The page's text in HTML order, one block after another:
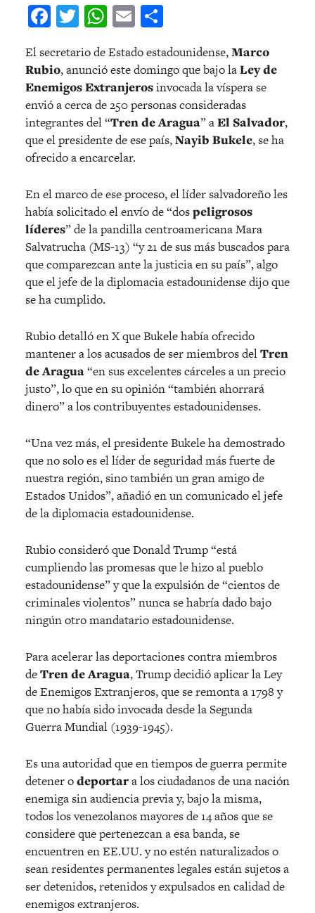
Facebook
Twitter
WhatsApp
Email
El secretario de Estado estadounidense,Marco
Rubio, anunció este domingo que bajo laLey de
Enemigos Extranjerosinvocada la víspera se
envió a cerca de 250 personas consideradas
integrantes del “Tren de Aragua” aEl Salvador,
que el presidente de ese país,Nayib Bukele, se ha
ofrecido a encarcelar.
En el marco de ese proceso, el líder salvadoreño les
había solicitado el envío de “dospeligrosos
líderes” de la pandilla centroamericana Mara
Salvatrucha (MS-13) “y 21 de sus más buscados para
que comparezcan ante la justicia en su país”, algo
que el jefe de la diplomacia estadounidense dijo que
se ha cumplido.
Rubio detalló en X que Bukele había ofrecido
mantener a los acusados de ser miembros delTren
de Aragua“en sus excelentes cárceles a un precio
justo”, lo que en su opinión “también ahorrará
dinero” a los contribuyentes estadounidenses.
“Una vez más, el presidente Bukele ha demostrado
que no solo es el líder de seguridad más fuerte de
nuestra región, sino también un gran amigo de
Estados Unidos”, añadió en un comunicado el jefe
de la diplomacia estadounidense.
Rubio consideró que Donald Trump “está
cumpliendo las promesas que le hizo al pueblo
estadounidense” y que la expulsión de “cientos de
criminales violentos” nunca se habría dado bajo
ningún otro mandatario estadounidense.
Para acelerar las deportaciones contra miembros
deTren de Aragua, Trump decidió aplicar la Ley
de Enemigos Extranjeros, que se remonta a 1798 y
que no había sido invocada desde la Segunda
Guerra Mundial (1939-1945).
Es una autoridad que en tiempos de guerra permite
detener odeportara los ciudadanos de una nación
enemiga sin audiencia previa y, bajo la misma,
todos los venezolanos mayores de 14 años que se
considere que pertenezcan a esa banda, se
encuentren en EE.UU. y no estén naturalizados o
sean residentes permanentes legales están sujetos a
ser detenidos, retenidos y expulsados en calidad de
enemigos extranjeros.